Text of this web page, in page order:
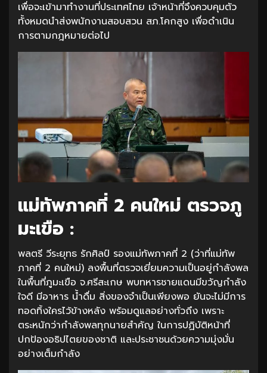
เพื่อจะเข้ามาทำงานที่ประเทศไทย เจ้าหน้าที่จึงควบคุมตัว
ทั้งหมดนำส่งพนักงานสอบสวน สภ.โคกสูง เพื่อดำเนิน
การตามกฎหมายต่อไป
แม่ทัพภาคที่ 2 คนใหม่ ตรวจภู
มะเขือ :
พลตรี วีระยุทธ รักศิลป์ รองแม่ทัพภาคที่ 2 (ว่าที่แม่ทัพ
ภาคที่ 2 คนใหม่) ลงพื้นที่ตรวจเยี่ยมความเป็นอยู่กำลังพล
ในพื้นที่ภูมะเขือ จ.ศรีสะเกษ พบทหารชายแดนมีขวัญกำลัง
ใจดี มีอาหาร น้ำดื่ม สิ่งของจำเป็นเพียงพอ ยันจะไม่มีการ
ทอดทิ้งใครไว้ข้างหลัง พร้อมดูแลอย่างทั่วถึง เพราะ
ตระหนักว่ากำลังพลทุกนายสำคัญ ในการปฏิบัติหน้าที่
ปกป้องอธิปไตยของชาติ และประชาชนด้วยความมุ่งมั่น
อย่างเต็มกำลัง